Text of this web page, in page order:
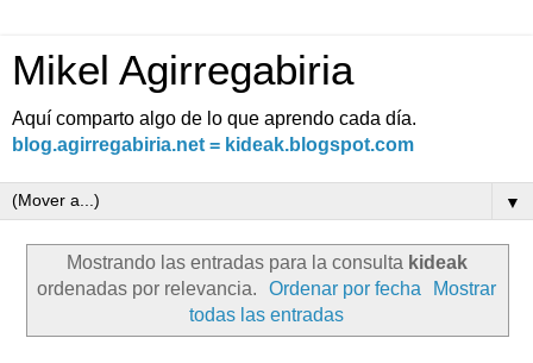
Mikel Agirregabiria
Aquí comparto algo de lo que aprendo cada día.
blog.agirregabiria.net = kideak.blogspot.com
▼
Mostrando las entradas para la consulta kideak
ordenadas por relevancia.
Ordenar por fecha
Mostrar
todas las entradas